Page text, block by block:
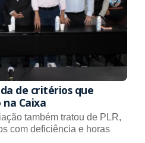
de critérios que
Caixa
também tratou de PLR,
com deficiência e horas